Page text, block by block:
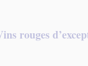
rouges